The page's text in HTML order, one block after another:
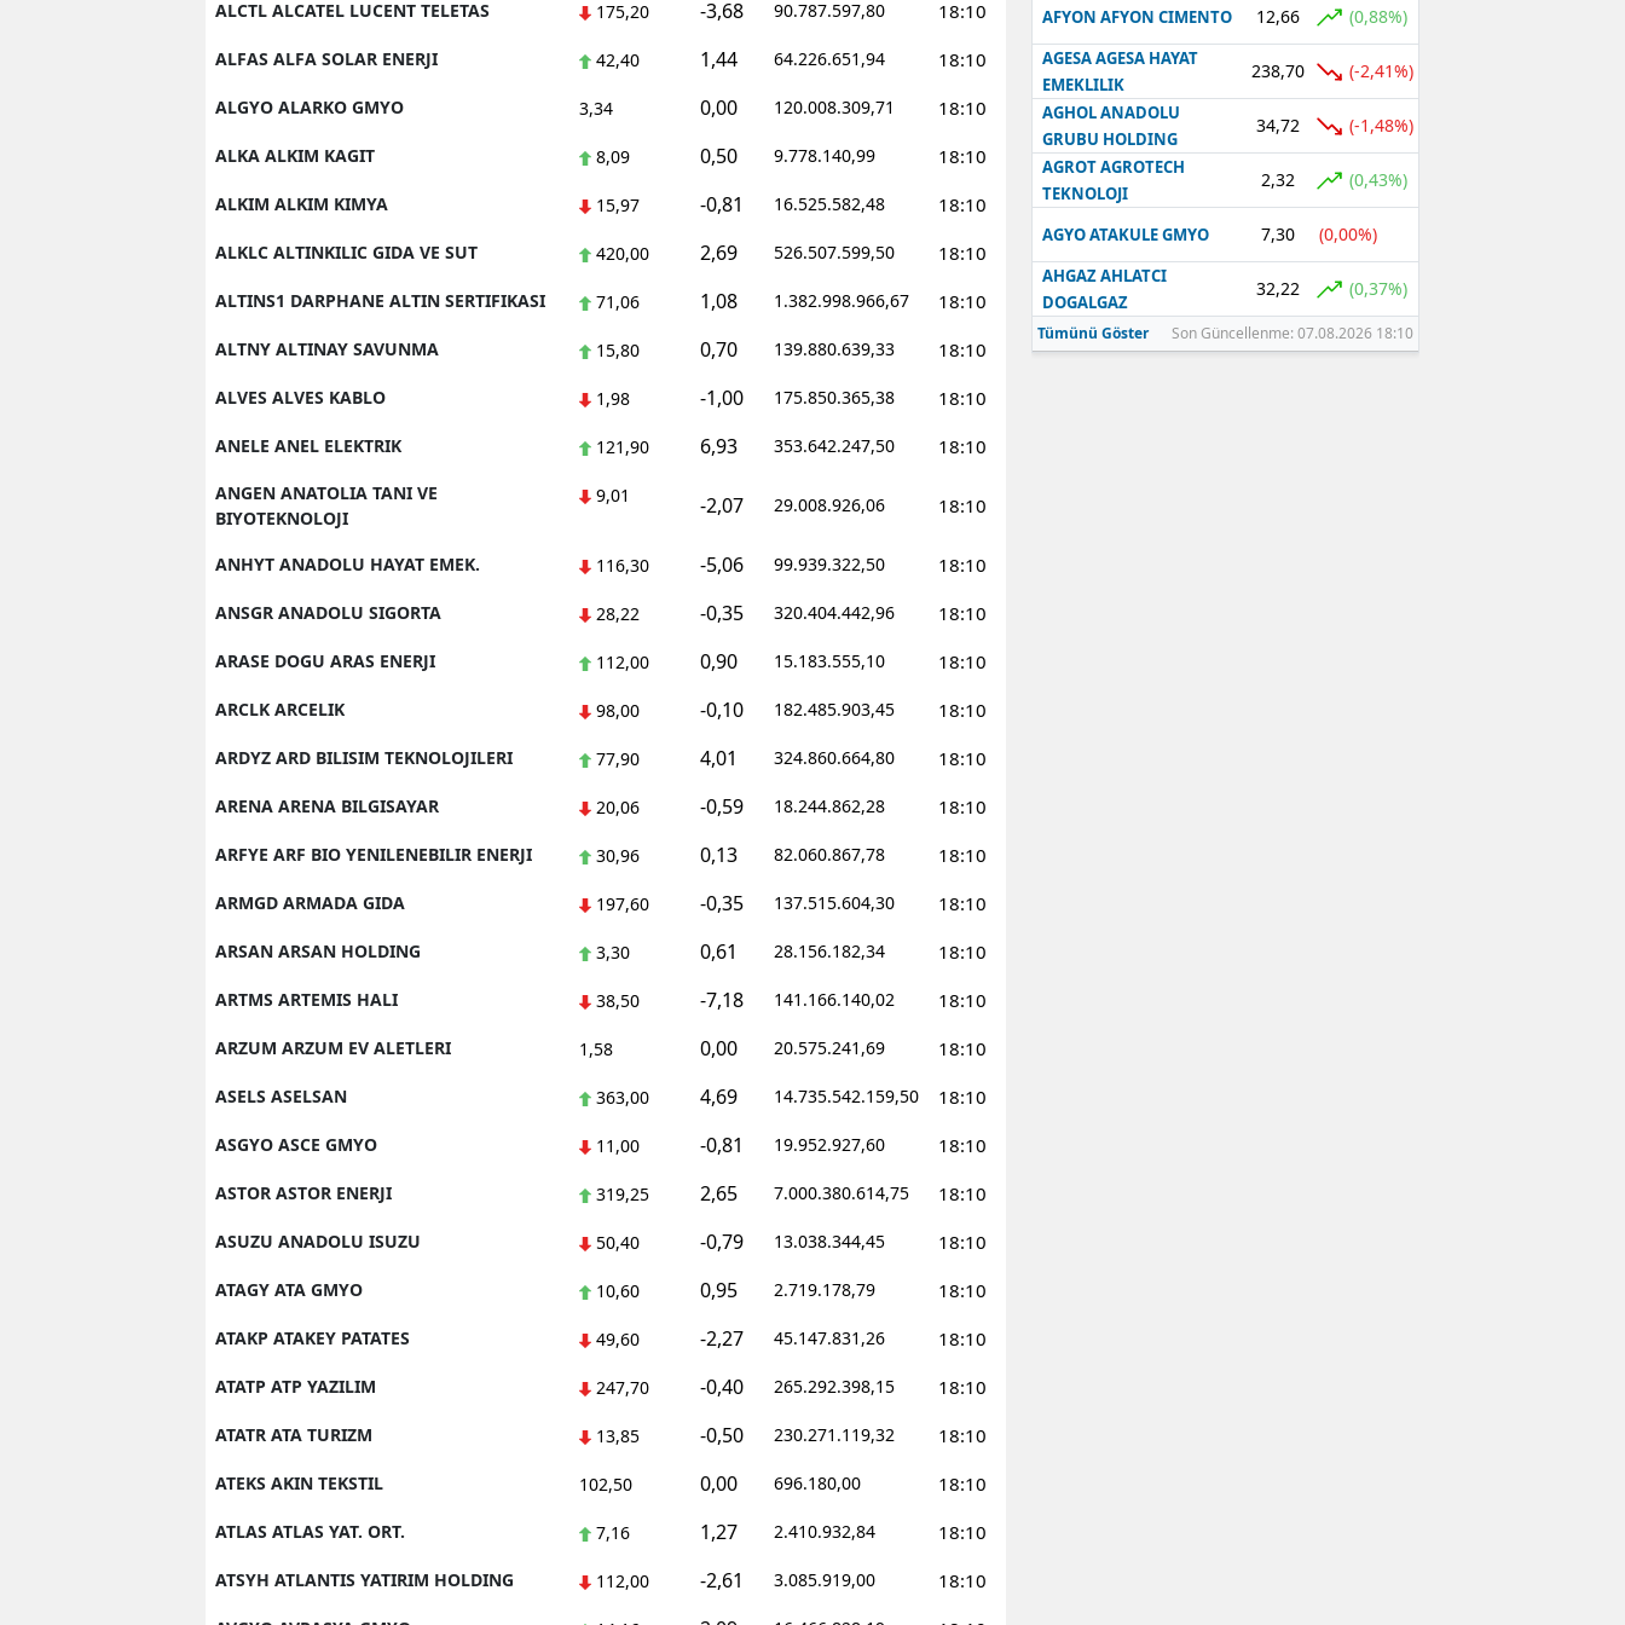
Samsun
Tekirdağ
Trabzon
ALCTL ALCATEL LUCENT TELETAS 175,20 -3,68 90.787.597,80 18:10
ALFAS ALFA SOLAR ENERJI 42,40 1,44 64.226.651,94 18:10
ALGYO ALARKO GMYO 3,34 0,00 120.008.309,71 18:10
ALKA ALKIM KAGIT 8,09 0,50 9.778.140,99 18:10
ALKIM ALKIM KIMYA 15,97 -0,81 16.525.582,48 18:10
ALKLC ALTINKILIC GIDA VE SUT 420,00 2,69 526.507.599,50 18:10
ALTINS1 DARPHANE ALTIN SERTIFIKASI 71,06 1,08 1.382.998.966,67 18:10
ALTNY ALTINAY SAVUNMA 15,80 0,70 139.880.639,33 18:10
ALVES ALVES KABLO 1,98 -1,00 175.850.365,38 18:10
ANELE ANEL ELEKTRIK 121,90 6,93 353.642.247,50 18:10
ANGEN ANATOLIA TANI VE
BIYOTEKNOLOJI
9,01 -2,07 29.008.926,06 18:10
ANHYT ANADOLU HAYAT EMEK. 116,30 -5,06 99.939.322,50 18:10
ANSGR ANADOLU SIGORTA 28,22 -0,35 320.404.442,96 18:10
ARASE DOGU ARAS ENERJI 112,00 0,90 15.183.555,10 18:10
ARCLK ARCELIK 98,00 -0,10 182.485.903,45 18:10
ARDYZ ARD BILISIM TEKNOLOJILERI 77,90 4,01 324.860.664,80 18:10
ARENA ARENA BILGISAYAR 20,06 -0,59 18.244.862,28 18:10
ARFYE ARF BIO YENILENEBILIR ENERJI 30,96 0,13 82.060.867,78 18:10
ARMGD ARMADA GIDA 197,60 -0,35 137.515.604,30 18:10
ARSAN ARSAN HOLDING 3,30 0,61 28.156.182,34 18:10
ARTMS ARTEMIS HALI 38,50 -7,18 141.166.140,02 18:10
ARZUM ARZUM EV ALETLERI 1,58 0,00 20.575.241,69 18:10
ASELS ASELSAN 363,00 4,69 14.735.542.159,50 18:10
ASGYO ASCE GMYO 11,00 -0,81 19.952.927,60 18:10
ASTOR ASTOR ENERJI 319,25 2,65 7.000.380.614,75 18:10
ASUZU ANADOLU ISUZU 50,40 -0,79 13.038.344,45 18:10
ATAGY ATA GMYO 10,60 0,95 2.719.178,79 18:10
ATAKP ATAKEY PATATES 49,60 -2,27 45.147.831,26 18:10
ATATP ATP YAZILIM 247,70 -0,40 265.292.398,15 18:10
ATATR ATA TURIZM 13,85 -0,50 230.271.119,32 18:10
ATEKS AKIN TEKSTIL 102,50 0,00 696.180,00 18:10
ATLAS ATLAS YAT. ORT. 7,16 1,27 2.410.932,84 18:10
ATSYH ATLANTIS YATIRIM HOLDING 112,00 -2,61 3.085.919,00 18:10
AFYON AFYON CIMENTO 12,66 (0,88%)
AGESA AGESA HAYAT
EMEKLILIK
238,70 (-2,41%)
AGHOL ANADOLU
GRUBU HOLDING
34,72 (-1,48%)
AGROT AGROTECH
TEKNOLOJI
2,32 (0,43%)
AGYO ATAKULE GMYO 7,30 (0,00%)
AHGAZ AHLATCI
DOGALGAZ
32,22 (0,37%)
Tümünü Göster Son Güncellenme: 07.08.2026 18:10